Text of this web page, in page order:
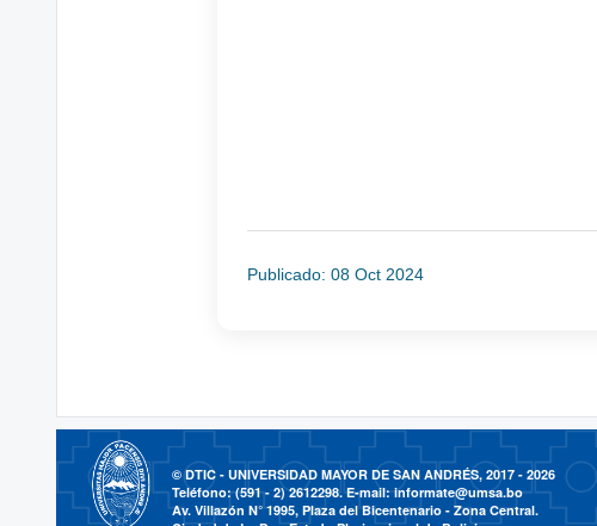
Publicado: 08 Oct 2024
© DTIC - UNIVERSIDAD MAYOR DE SAN ANDRÉS, 2017 - 2026
Teléfono: (591 - 2) 2612298. E-mail:informate@umsa.bo
Av. Villazón N° 1995, Plaza del Bicentenario - Zona Central.